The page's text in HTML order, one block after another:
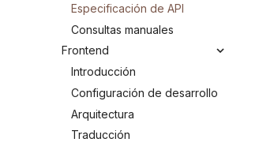
Especificación de API
Consultas manuales
Frontend
Introducción
Configuración de desarrollo
Arquitectura
Traducción